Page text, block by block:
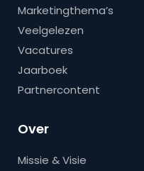
Marketingthema’s
Veelgelezen
Vacatures
Jaarboek
Partnercontent
Over
Missie & Visie